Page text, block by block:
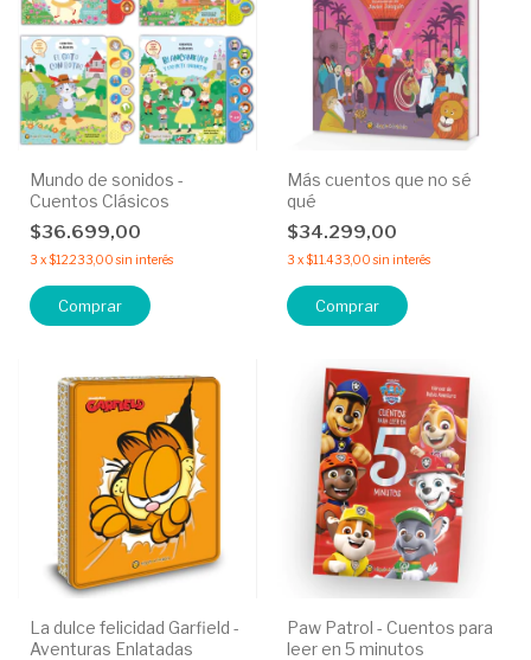
Mundo de sonidos -
Cuentos Clásicos
$36.699,00
3 x$12.233,00 sin interés
Comprar
Más cuentos que no sé
qué
$34.299,00
3 x$11.433,00 sin interés
La dulce felicidad Garfield -
Aventuras Enlatadas
Paw Patrol - Cuentos para
leer en 5 minutos